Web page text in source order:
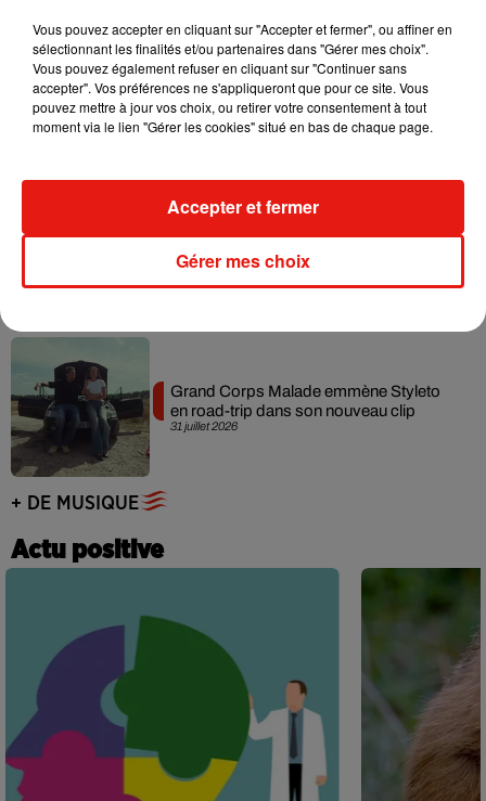
Tiny Desk invite Charlie Puth pour une
live session solaire
sa tournée mondiale
31 juillet 2026
Grand Corps Malade emmène Styleto
en road-trip dans son nouveau clip
+ DE MUSIQUE
Actu positive
Vous pouvez accepter en cliquant sur "Accepter et fermer", ou affiner en
sélectionnant les finalités et/ou partenaires dans "Gérer mes choix".
Vous pouvez également refuser en cliquant sur "Continuer sans
accepter". Vos préférences ne s'appliqueront que pour ce site. Vous
pouvez mettre à jour vos choix, ou retirer votre consentement à tout
moment via le lien "Gérer les cookies" situé en bas de chaque page.
Gérer mes choix
Accepter et fermer